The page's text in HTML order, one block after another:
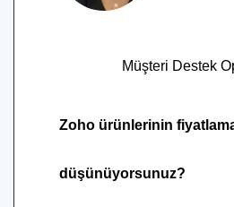
Müşteri Destek
Zoho ürünlerinin
düşünüyorsunuz?